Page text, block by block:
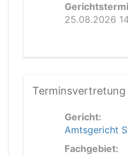
25.08.2026
Gericht:
Amtsgericht
Fachgebiet: